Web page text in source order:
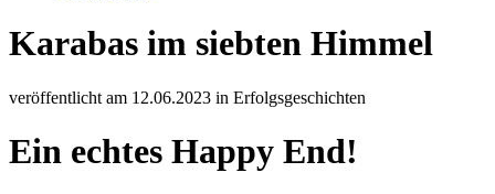
Karabas im siebten Himmel
veröffentlicht am 12.06.2023 in Erfolgsgeschichten
Ein echtes Happy End!